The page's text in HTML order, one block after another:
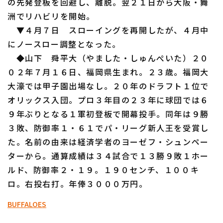
洲でリハビリを開始。
▼４月７日 スローイングを再開したが、４月中
にノースロー調整となった。
◆山下 舜平大（やました・しゅんぺいた）２０
０２年７月１６日、福岡県生まれ。２３歳。福岡大
大濠では甲子園出場なし。２０年のドラフト１位で
オリックス入団。プロ３年目の２３年に球団では６
９年ぶりとなる１軍初登板で開幕投手。同年は９勝
３敗、防御率１・６１でパ・リーグ新人王を受賞し
た。名前の由来は経済学者のヨーゼフ・シュンペー
ターから。通算成績は３４試合で１３勝９敗１ホー
ルド、防御率２・１９。１９０センチ、１００キ
ロ。右投右打。年俸３０００万円。
BUFFALOES